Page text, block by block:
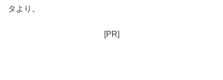
タより。
[PR]